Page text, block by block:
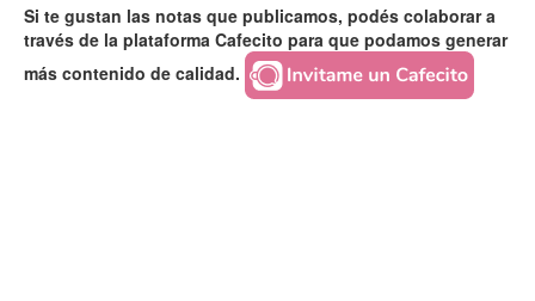
Si te gustan las notas que publicamos, podés colaborar a
través de la plataforma Cafecito para que podamos generar
más contenido de calidad.